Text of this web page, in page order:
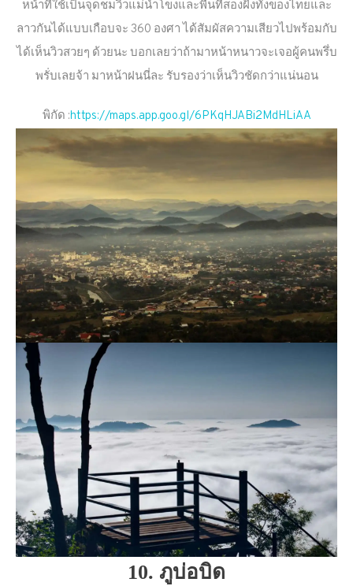
หน้าที่ใช้เป็นจุดชมวิวแม่น้ำโขงและพื้นที่สองฝั่งทั้งของไทยและ
ลาวกันได้แบบเกือบจะ 360 องศา ได้สัมผัสความเสียวไปพร้อมกับ
ได้เห็นวิวสวยๆ ด้วยนะ บอกเลยว่าถ้ามาหน้าหนาวจะเจอผู้คนพรึ่บ
พรั่บเลยจ้า มาหน้าฝนนี่ละ รับรองว่าเห็นวิวชัดกว่าแน่นอน
พิกัด :https://maps.app.goo.gl/6PKqHJABi2MdHLiAA
10. ภูบ่อบิด